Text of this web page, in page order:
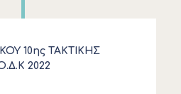
10ης ΤΑΚΤΙΚΗΣ
2022